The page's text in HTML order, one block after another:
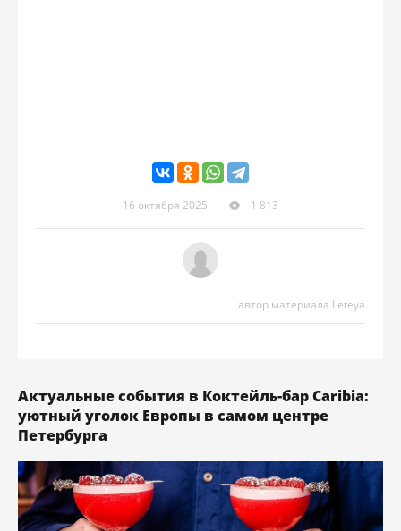
16 октября 2025 1 813
автор материала Leteya
Актуальные события в Коктейль-бар Caribia:
уютный уголок Европы в самом центре
Петербурга